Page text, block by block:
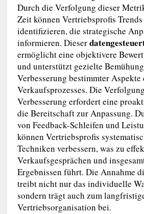
Durch die Verfolgung dieser
Zeit können Vertriebsprofis
identifizieren, die strategische
informieren. Dieser
ermöglicht eine objektivere
und unterstützt gezielte
Verbesserung bestimmter Aspekte
Verkaufsprozesses. Die
Verbesserung erfordert eine
die Bereitschaft zur Anpassung.
von Feedback-Schleifen und
können Vertriebsprofis
Techniken verbessern, was zu
Verkaufsgesprächen und
Ergebnissen führt. Die Annahme
treibt nicht nur das individuelle
sondern trägt auch zum
Vertriebsorganisation bei.